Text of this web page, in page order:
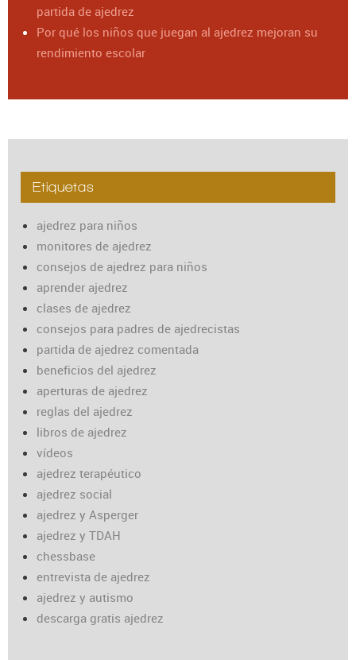
partida de ajedrez
Por qué los niños que juegan al ajedrez mejoran su
rendimiento escolar
Etiquetas
ajedrez para niños
monitores de ajedrez
consejos de ajedrez para niños
aprender ajedrez
clases de ajedrez
consejos para padres de ajedrecistas
partida de ajedrez comentada
beneficios del ajedrez
aperturas de ajedrez
reglas del ajedrez
libros de ajedrez
vídeos
ajedrez terapéutico
ajedrez social
ajedrez y Asperger
ajedrez y TDAH
chessbase
entrevista de ajedrez
ajedrez y autismo
descarga gratis ajedrez